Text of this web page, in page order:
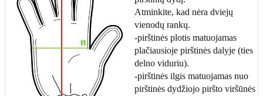
Atminkite, kad nėra dviejų
vienodų rankų.
-pirštinės plotis matuojamas
plačiausioje pirštinės dalyje (ties
delno viduriu).
-pirštinės ilgis matuojamas nuo
pirštinės dydžiojo piršto viršūnės